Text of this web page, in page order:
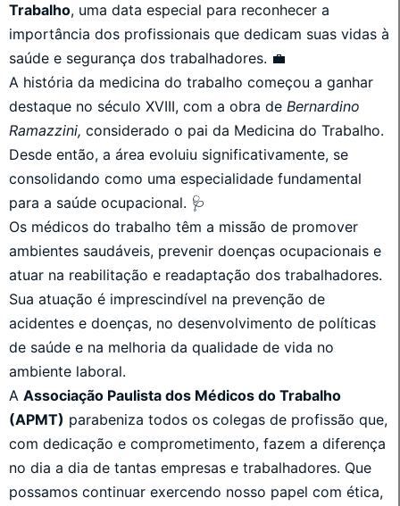
Trabalho, uma data especial para reconhecer a
importância dos profissionais que dedicam suas vidas à
saúde e segurança dos trabalhadores. 💼
A história da medicina do trabalho começou a ganhar
destaque no século XVIII, com a obra de Bernardino
Ramazzini, considerado o pai da Medicina do Trabalho.
Desde então, a área evoluiu significativamente, se
consolidando como uma especialidade fundamental
para a saúde ocupacional. 🩺
Os médicos do trabalho têm a missão de promover
ambientes saudáveis, prevenir doenças ocupacionais e
atuar na reabilitação e readaptação dos trabalhadores.
Sua atuação é imprescindível na prevenção de
acidentes e doenças, no desenvolvimento de políticas
de saúde e na melhoria da qualidade de vida no
ambiente laboral.
A Associação Paulista dos Médicos do Trabalho
(APMT) parabeniza todos os colegas de profissão que,
com dedicação e comprometimento, fazem a diferença
no dia a dia de tantas empresas e trabalhadores. Que
possamos continuar exercendo nosso papel com ética,